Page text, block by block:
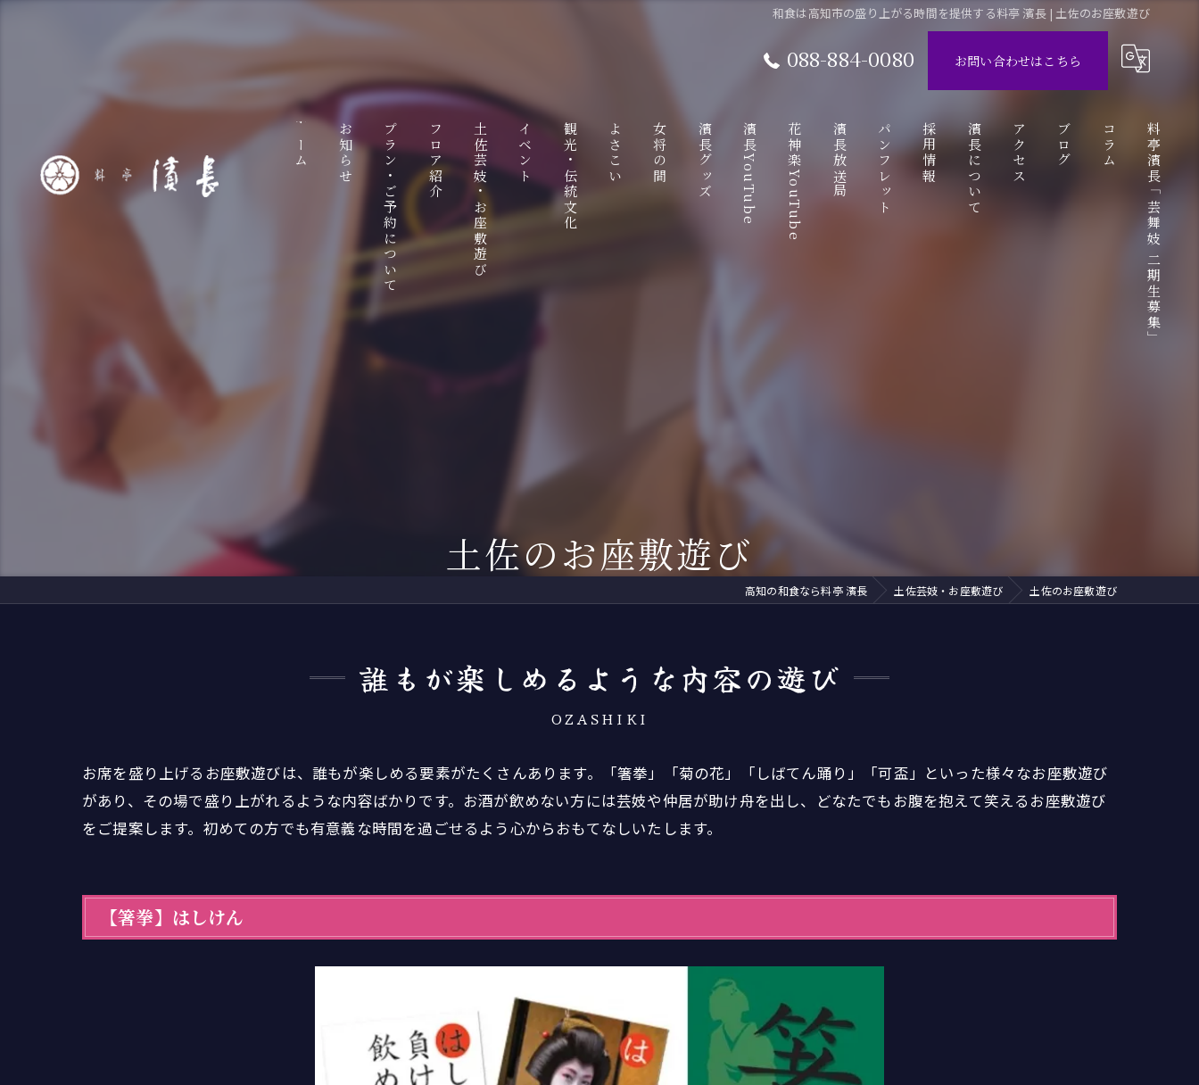
和食は高知市の盛り上がる時間を提供する料亭 濱長 | 土佐のお座敷遊び
088-884-0080 お問い合わせはこちら
ホーム お知らせ プラン・ご予約について
仲間や家族を祝う
鏡川床涼風プラン
フロア紹介 土佐芸妓・お座敷遊び
地方
イベント 観光・伝統文化 よさこい 女将の間 濱長グッズ
芸妓グッズ
美味しいお土産
CD・DVD
こぶ茶・梅こぶ茶
濱長YouTube 花神楽YouTube 濱長放送局 パンフレット 採用情報 濱長について アクセス ブログ コラム 料亭濱長「芸舞妓 二期生募集」
土佐のお座敷遊び
高知の和食なら料亭 濱長 土佐芸妓・お座敷遊び 土佐のお座敷遊び
誰もが楽しめるような内容の遊び
OZASHIKI
お席を盛り上げるお座敷遊びは、誰もが楽しめる要素がたくさんあります。「箸拳」「菊の花」「しばてん踊り」「可盃」といった様々なお座敷遊び
があり、その場で盛り上がれるような内容ばかりです。お酒が飲めない方には芸妓や仲居が助け舟を出し、どなたでもお腹を抱えて笑えるお座敷遊び
をご提案します。初めての方でも有意義な時間を過ごせるよう心からおもてなしいたします。
【箸拳】はしけん